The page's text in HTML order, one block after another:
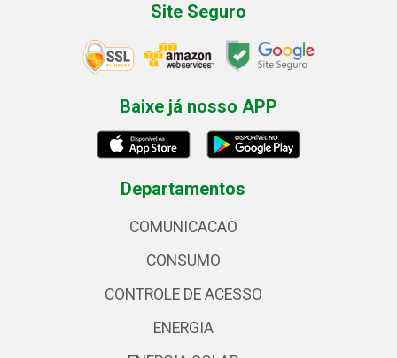
Site Seguro
Baixe já nosso APP
Departamentos
COMUNICACAO
CONSUMO
CONTROLE DE ACESSO
ENERGIA